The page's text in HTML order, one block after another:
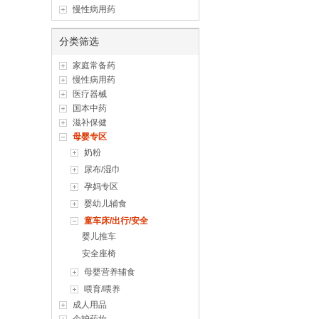
慢性病用药
分类筛选
家庭常备药
慢性病用药
医疗器械
国本中药
滋补保健
母婴专区
奶粉
尿布/湿巾
孕妈专区
婴幼儿辅食
童车床/出行/安全
婴儿推车
安全座椅
母婴营养辅食
喂育/喂养
成人用品